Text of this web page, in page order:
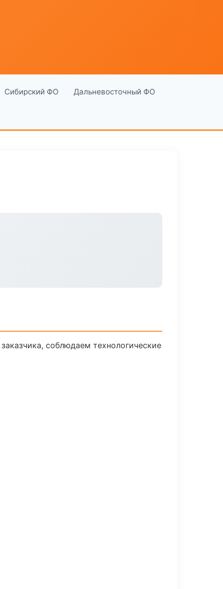
Сибирский ФО Дальневосточный ФО
соблюдаем технологические